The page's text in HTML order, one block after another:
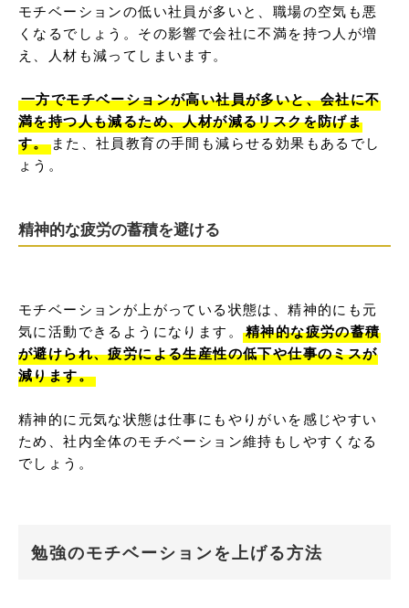
モチベーションの低い社員が多いと、職場の空気も悪
くなるでしょう。その影響で会社に不満を持つ人が増
え、人材も減ってしまいます。
一方でモチベーションが高い社員が多いと、会社に不
満を持つ人も減るため、人材が減るリスクを防げま
す。また、社員教育の手間も減らせる効果もあるでし
ょう。
精神的な疲労の蓄積を避ける
モチベーションが上がっている状態は、精神的にも元
気に活動できるようになります。
精神的な疲労の蓄積
が避けられ、疲労による生産性の低下や仕事のミスが
減ります。
精神的に元気な状態は仕事にもやりがいを感じやすい
ため、社内全体のモチベーション維持もしやすくなる
でしょう。
勉強のモチベーションを上げる方法